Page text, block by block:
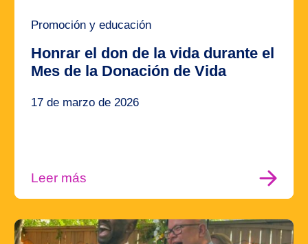
Promoción y educación
Honrar el don de la vida durante el
Mes de la Donación de Vida
17 de marzo de 2026
Leer más